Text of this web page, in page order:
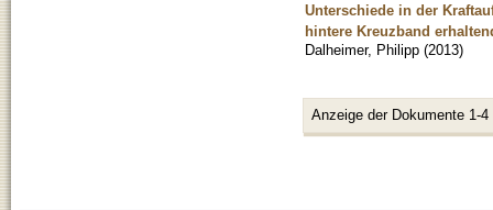
Unterschiede in der
hintere Kreuzband
Dalheimer, Philipp (2013)
Anzeige der Dokumente 1-4